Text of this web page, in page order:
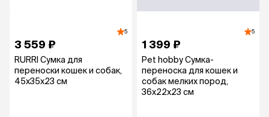
5
3 559 ₽
RURRI Сумка для
переноски кошек и собак,
45x35x23 см
5
1 399 ₽
Pet hobby Сумка-
переноска для кошек и
собак мелких пород,
36х22х23 см